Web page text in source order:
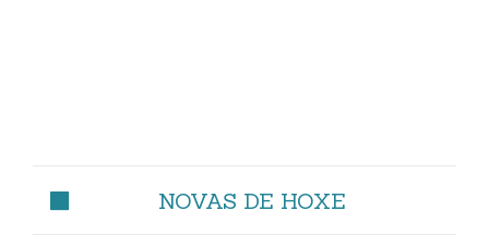
NOVAS DE HOXE